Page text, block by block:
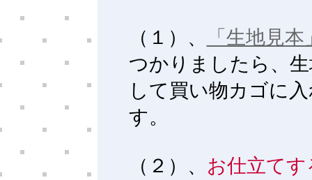
（１）、
「生地見本
つかりましたら、
して買い物カゴに
す。
（２）、 お仕立て